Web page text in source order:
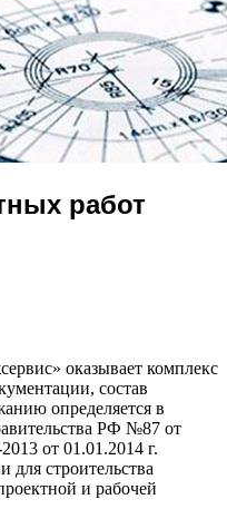
работ
оказывает комплекс
состав
определяется в
РФ №87 от
от 01.01.2014 г.
для строительства
и рабочей